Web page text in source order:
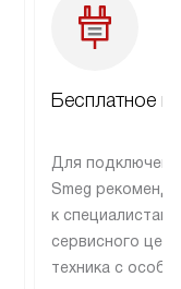
Бесплатное
Для
Smeg
к специалистам
сервисного
техника с